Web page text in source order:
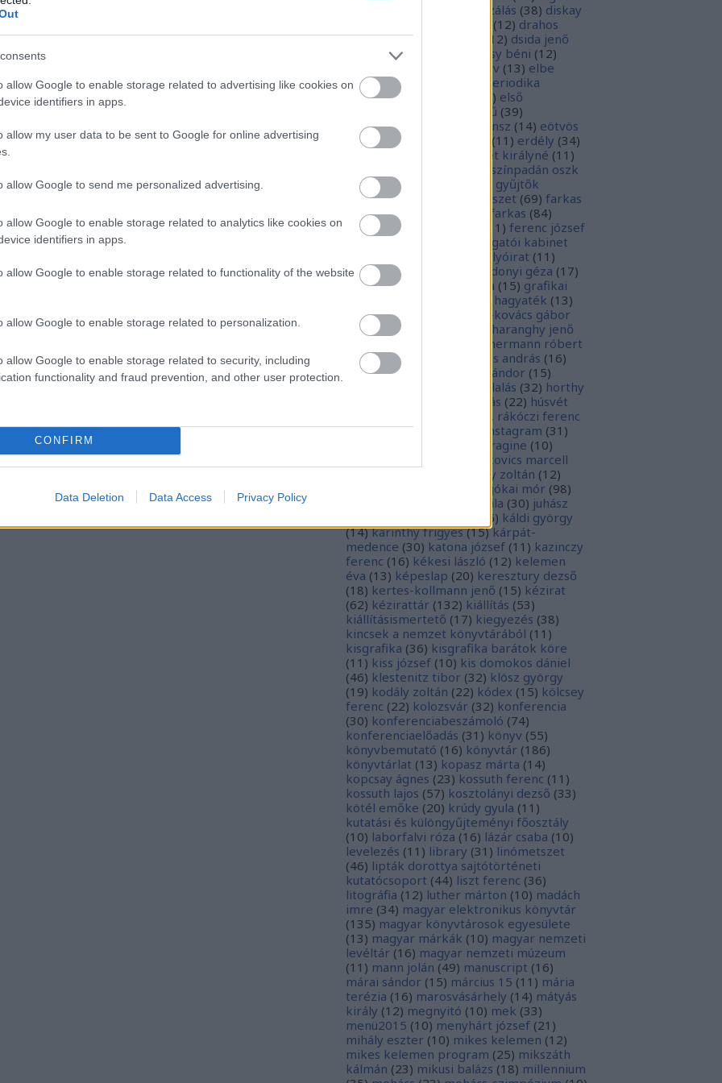
allow Google to enable storage related to advertising like cookies on
identifiers in apps.
allow my user data to be sent to Google for online advertising
allow Google to send me personalized advertising.
allow Google to enable storage related to analytics like cookies on
identifiers in apps.
allow Google to enable storage related to functionality of the website
allow Google to enable storage related to personalization.
allow Google to enable storage related to security, including
functionality and fraud prevention, and other user protection.
CONFIRM
Data Deletion Data Access Privacy Policy
digitalizálás (38) diskay
(12) drahos
istván (20) drótos lászló 12) dsida jenő
dualizmus egressy béni (12)
ekönyv (13) elbe
istván
70
elektronikus periodika
archívum
) első
emlékmű (39)
emlékműrombolás
ensz (14) eötvös
józsef
16 (11 ) erdély (34)
erzsébet királyné (11 )
európa színpadán oszk
29) ex libris
ex libris gyűjtők
gyűjtemények
fametszet (69) farkas
ferenc (12 farkas gábor farkas (84)
fedák sári
11 ) ferenc józsef
főigazgatói kabinet
folyóirat (11 )
galambos ferenc
gárdonyi géza (17)
gondos gábor
grafika (15) grafikai
hagyaték (13)
halász gábor
hamvai-kovács gábor
64 hanvay hajnalka
haranghy jenő
hermann róbert
10) herman ottó hess andrás (16)
hésziodosz
hevesi sándor (15)
honfoglalás (32) horthy
hunyadi mátyás (22) húsvét
ii. rákóczi ferenc
(21) illyés boglárka instagram (31 )
jacobus de voragine (10)
jankovics marcell
jékely zoltán (12)
jókai mór (98)
józsef attila (30) juhász
16) káldi györgy
(14) karinthy frigyes (15) kárpát-
medence (30) katona józsef (11 ) kazinczy
ferenc (16) kékesi lászló (12) kelemen
éva (13) képeslap (20) keresztury dezső
(18) kertes-kollmann jenő (15) kézirat
(62) kézirattár (132) kiállítás (53)
kiállításismertető (17) kiegyezés (38)
kincsek a nemzet könyvtárából (11 )
kisgrafika (36) kisgrafika barátok köre
(11 ) kiss józsef (10) kis domokos dániel
(46) klestenitz tibor (32) klösz györgy
(19) kodály zoltán (22) kódex (15) kölcsey
ferenc (22) kolozsvár (32) konferencia
(30) konferenciabeszámoló (74)
konferenciaelőadás (31 ) könyv (55)
könyvbemutató (16) könyvtár (186)
könyvtárlat (13) kopasz márta (14)
kopcsay ágnes (23) kossuth ferenc (11 )
kossuth lajos (57) kosztolányi dezső (33)
kötél emőke (20) krúdy gyula (11 )
kutatási és különgyűjteményi főosztály
(10) laborfalvi róza (16) lázár csaba (10)
levelezés (11 ) library (31 ) linómetszet
(46) lipták dorottya sajtótörténeti
kutatócsoport (44) liszt ferenc (36)
litográfia (12) luther márton (10) madách
imre (34) magyar elektronikus könyvtár
(135) magyar könyvtárosok egyesülete
(13) magyar márkák (10) magyar nemzeti
levéltár (16) magyar nemzeti múzeum
(11 ) mann jolán (49) manuscript (16)
márai sándor (15) március 15 (11 ) mária
terézia (16) marosvásárhely (14) mátyás
király (12) megnyitó (10) mek (33)
menü2015 (10) menyhárt józsef (21 )
mihály eszter (10) mikes kelemen (12)
mikes kelemen program (25) mikszáth
kálmán (23) mikusi balázs (18) millennium